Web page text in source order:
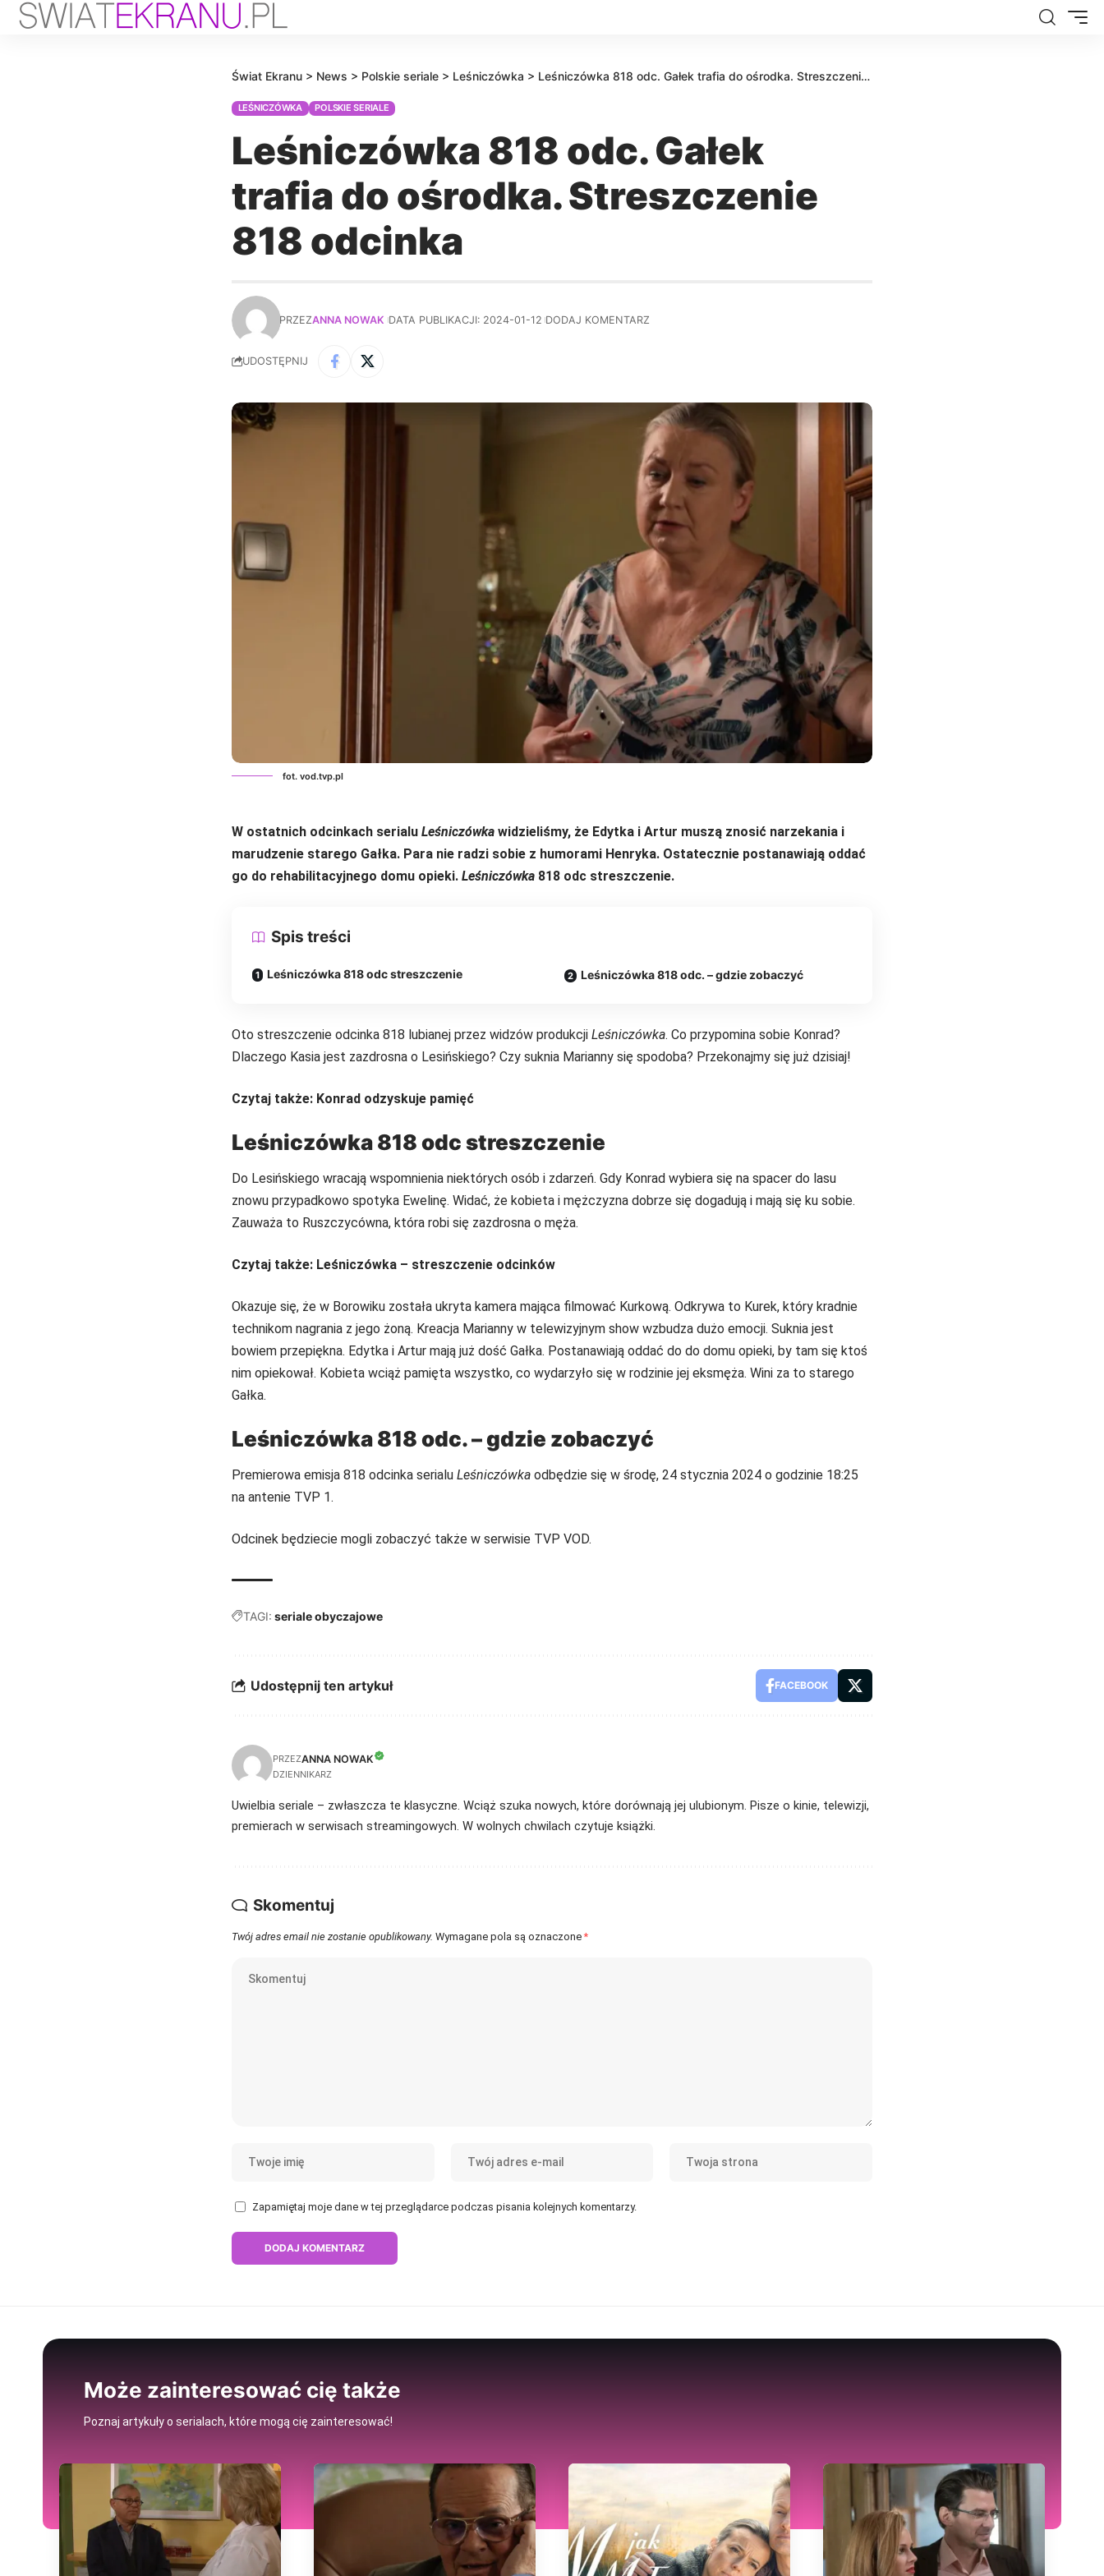
Świat Ekranu > News > Polskie seriale > Leśniczówka > Leśniczówka 818 odc. Gałek trafia do ośrodka. Streszczenie 818 odcinka
LEŚNICZÓWKA POLSKIE SERIALE
Leśniczówka 818 odc. Gałek
trafia do ośrodka. Streszczenie
818 odcinka
PRZEZANNA NOWAK DATA PUBLIKACJI: 2024-01-12 DODAJ KOMENTARZ
UDOSTĘPNIJ
fot. vod.tvp.pl
W ostatnich odcinkach serialu Leśniczówka widzieliśmy, że Edytka i Artur muszą znosić narzekania i
marudzenie starego Gałka. Para nie radzi sobie z humorami Henryka. Ostatecznie postanawiają oddać
go do rehabilitacyjnego domu opieki. Leśniczówka 818 odc streszczenie.
Spis treści
Leśniczówka 818 odc streszczenie Leśniczówka 818 odc. – gdzie zobaczyć
Oto streszczenie odcinka 818 lubianej przez widzów produkcji Leśniczówka. Co przypomina sobie Konrad?
Dlaczego Kasia jest zazdrosna o Lesińskiego? Czy suknia Marianny się spodoba? Przekonajmy się już dzisiaj!
Czytaj także: Konrad odzyskuje pamięć
Leśniczówka 818 odc streszczenie
Do Lesińskiego wracają wspomnienia niektórych osób i zdarzeń. Gdy Konrad wybiera się na spacer do lasu
znowu przypadkowo spotyka Ewelinę. Widać, że kobieta i mężczyzna dobrze się dogadują i mają się ku sobie.
Zauważa to Ruszczycówna, która robi się zazdrosna o męża.
Czytaj także: Leśniczówka – streszczenie odcinków
Okazuje się, że w Borowiku została ukryta kamera mająca filmować Kurkową. Odkrywa to Kurek, który kradnie
technikom nagrania z jego żoną. Kreacja Marianny w telewizyjnym show wzbudza dużo emocji. Suknia jest
bowiem przepiękna. Edytka i Artur mają już dość Gałka. Postanawiają oddać do do domu opieki, by tam się ktoś
nim opiekował. Kobieta wciąż pamięta wszystko, co wydarzyło się w rodzinie jej eksmęża. Wini za to starego
Gałka.
Leśniczówka 818 odc. – gdzie zobaczyć
Premierowa emisja 818 odcinka serialu Leśniczówka odbędzie się w środę, 24 stycznia 2024 o godzinie 18:25
na antenie TVP 1.
Odcinek będziecie mogli zobaczyć także w serwisie TVP VOD.
TAGI: seriale obyczajowe
Udostępnij ten artykuł FACEBOOK
PRZEZANNA NOWAK
DZIENNIKARZ
Uwielbia seriale – zwłaszcza te klasyczne. Wciąż szuka nowych, które dorównają jej ulubionym. Pisze o kinie, telewizji,
premierach w serwisach streamingowych. W wolnych chwilach czytuje książki.
Skomentuj
Twój adres email nie zostanie opublikowany. Wymagane pola są oznaczone*
Zapamiętaj moje dane w tej przeglądarce podczas pisania kolejnych komentarzy.
Może zainteresować cię także
Poznaj artykuły o serialach, które mogą cię zainteresować!